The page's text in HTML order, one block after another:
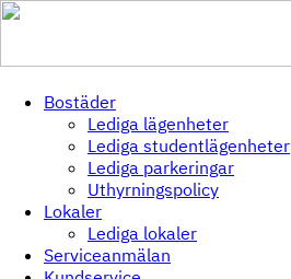
Bostäder
Lediga lägenheter
Lediga studentlägenheter
Lediga parkeringar
Uthyrningspolicy
Lokaler
Lediga lokaler
Serviceanmälan